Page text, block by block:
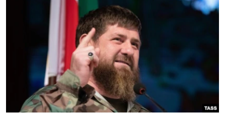
ՊԱՏԵՐԱԶՄԻ 6 ՇԱԲԱԹՆԵՐԸ
ՏԱՐԱԾԱՇՐՋԱՆ
ՄՇԱԿՈՒՅԹ
ՄԵԿՆԱԲԱՆՈՒԹՅՈՒՆ
ՏՏ ԵՒ ԻՆՏԵՐՆԵՏ